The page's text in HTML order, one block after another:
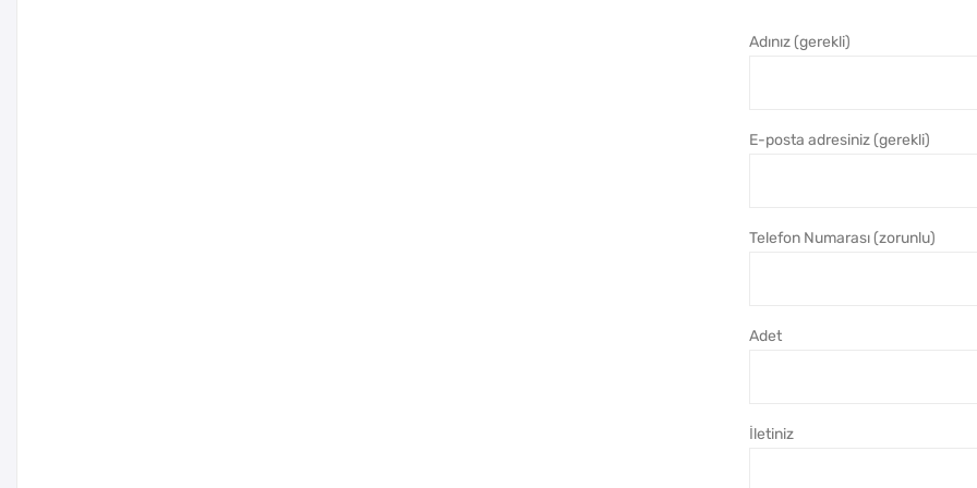
Adınız (gerekli)
E-posta adresiniz (gerekli)
Telefon Numarası (zorunlu)
Adet
İletiniz